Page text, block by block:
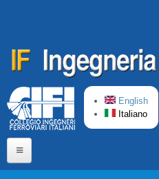
English
Italiano